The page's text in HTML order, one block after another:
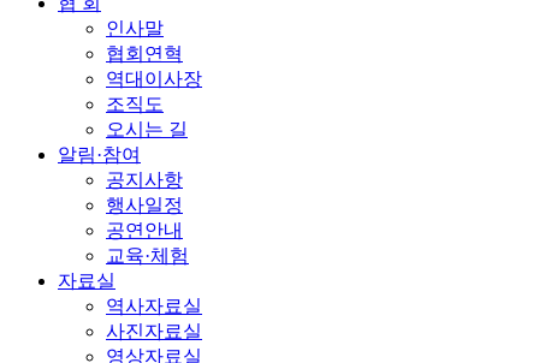
인사말
협회연혁
역대이사장
조직도
오시는 길
알림·참여
공지사항
행사일정
공연안내
교육·체험
자료실
역사자료실
사진자료실
영상자료실